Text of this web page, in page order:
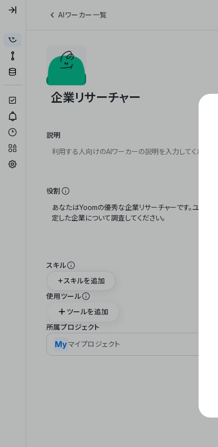
AIワーカー一覧
説明
役割
スキル
スキルを追加
使用ツール
ツールを追加
所属プロジェクト
Myマイプロジェクト